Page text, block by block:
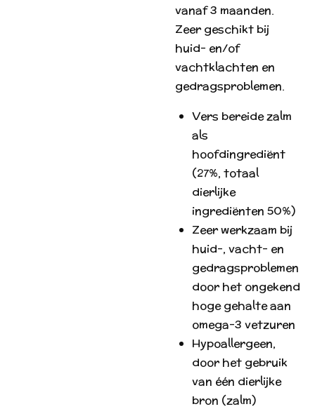
vanaf 3 maanden.
Zeer geschikt bij
huid- en/of
vachtklachten en
gedragsproblemen.
Vers bereide zalm
als
hoofdingrediënt
(27%, totaal
dierlijke
ingrediënten 50%)
Zeer werkzaam bij
huid-, vacht- en
gedragsproblemen
door het ongekend
hoge gehalte aan
omega-3 vetzuren
Hypoallergeen,
door het gebruik
van één dierlijke
bron (zalm)